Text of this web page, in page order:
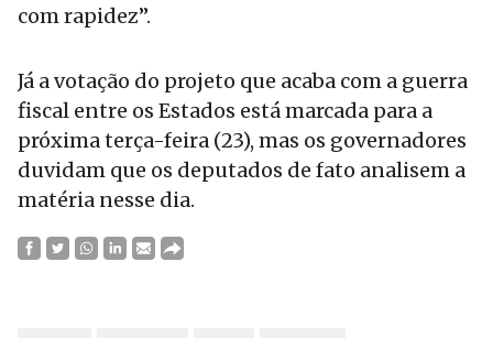
com rapidez”.
Já a votação do projeto que acaba com a guerra
fiscal entre os Estados está marcada para a
próxima terça-feira (23), mas os governadores
duvidam que os deputados de fato analisem a
matéria nesse dia.